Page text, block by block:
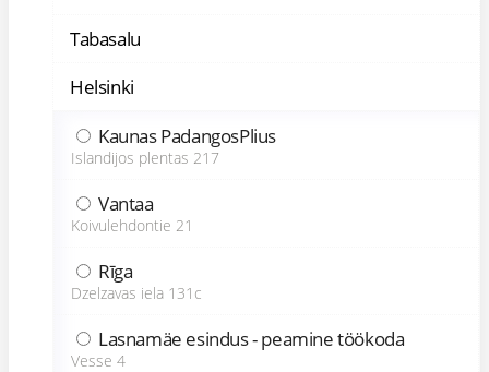
Tabasalu
Helsinki
Kaunas PadangosPlius
Islandijos plentas 217
Vantaa
Koivulehdontie 21
Rīga
Dzelzavas iela 131c
Lasnamäe esindus - peamine töökoda
Vesse 4